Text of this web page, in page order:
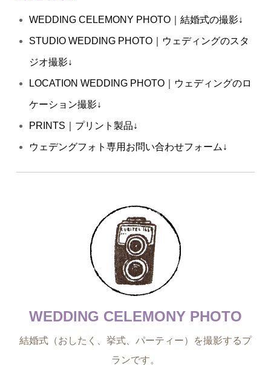
WEDDING CELEMONY PHOTO｜結婚式の撮影↓
STUDIO WEDDING PHOTO｜ウェディングのスタ
ジオ撮影↓
LOCATION WEDDING PHOTO ｜ウェディングのロ
ケーション撮影↓
PRINTS｜プリント製品↓
ウェデングフォト専用お問い合わせフォーム↓
WEDDING CELEMONY PHOTO
結婚式（おしたく、挙式、パーティー）を撮影するプ
ランです。